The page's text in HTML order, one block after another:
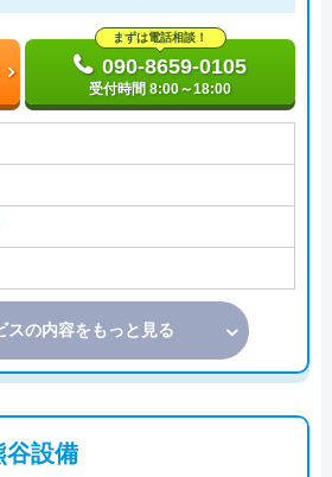
まずは電話相談！
090-8659-0105
受付時間 8:00～18:00
スの内容をもっと見る
谷設備